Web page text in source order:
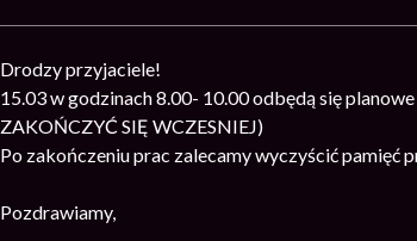
Drodzy przyjaciele!
15.03 w godzinach 8.00- 10.00 odbędą się
ZAKOŃCZYĆ SIĘ WCZESNIEJ)
Po zakończeniu prac zalecamy wyczyścić pamięć
Pozdrawiamy,